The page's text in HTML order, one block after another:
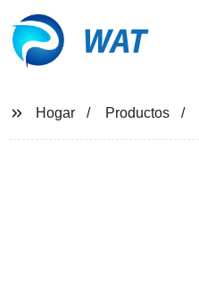
WAT
Hogar Productos